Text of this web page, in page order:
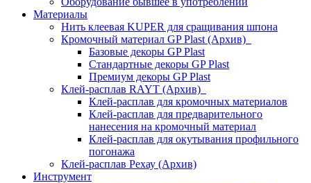
Материалы
Нить клеевая KUPER для сращивания шпона
Кромочный материал GP Plast (Архив)
Базовые декоры GP Plast
Стандартные декоры GP Plast
Премиум декоры GP Plast
Клей-расплав RAYT (Архив)
Клей-расплав для кромочных материалов
Клей-расплав для предварительного
нанесения на кромочный материал
Клей-расплав для окутывания профильного
погонажа
Клей-расплав Рехау (Архив)
Инструмент